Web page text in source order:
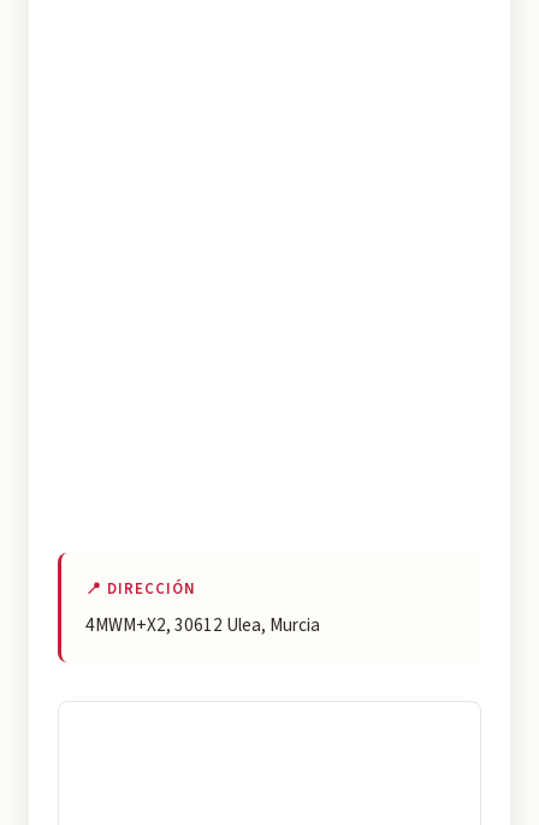
📍 DIRECCIÓN
4MWM+X2, 30612 Ulea, Murcia